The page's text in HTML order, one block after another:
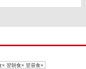
× 翌朝食× 翌昼食×